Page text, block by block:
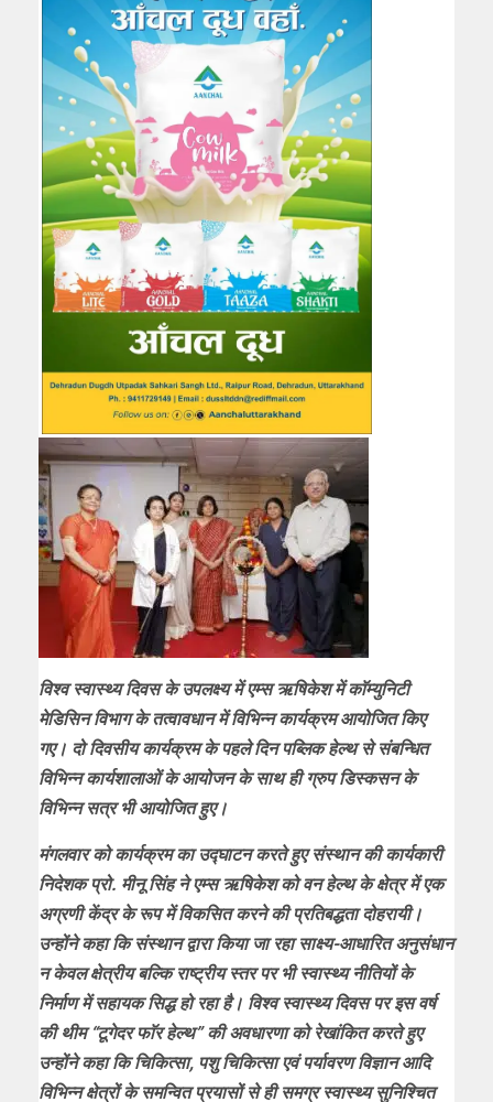
विश्व स्वास्थ्य दिवस के उपलक्ष्य में एम्स ऋषिकेश में काॅम्युनिटी
मेडिसिन विभाग के तत्वावधान में विभिन्न कार्यक्रम आयोजित किए
गए। दो दिवसीय कार्यक्रम के पहले दिन पब्लिक हेल्थ से संबन्धित
विभिन्न कार्यशालाओं के आयोजन के साथ ही ग्रुप डिस्कसन के
विभिन्न सत्र भी आयोजित हुए।
मंगलवार को कार्यक्रम का उद्घाटन करते हुए संस्थान की कार्यकारी
निदेशक प्रो. मीनू सिंह ने एम्स ऋषिकेश को वन हेल्थ के क्षेत्र में एक
अग्रणी केंद्र के रूप में विकसित करने की प्रतिबद्धता दोहरायी।
उन्होंने कहा कि संस्थान द्वारा किया जा रहा साक्ष्य-आधारित अनुसंधान
न केवल क्षेत्रीय बल्कि राष्ट्रीय स्तर पर भी स्वास्थ्य नीतियों के
निर्माण में सहायक सिद्ध हो रहा है। विश्व स्वास्थ्य दिवस पर इस वर्ष
की थीम “टूगेदर फाॅर हेल्थ” की अवधारणा को रेखांकित करते हुए
उन्होंने कहा कि चिकित्सा, पशु चिकित्सा एवं पर्यावरण विज्ञान आदि
विभिन्न क्षेत्रों के समन्वित प्रयासों से ही समग्र स्वास्थ्य सुनिश्चित